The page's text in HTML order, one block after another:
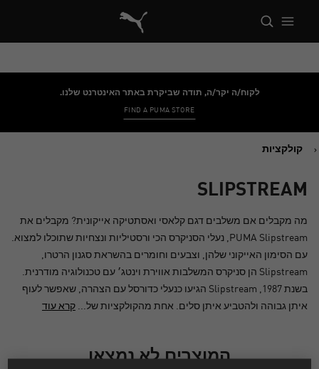
פומה בית
לקוח/ה יקר/ה, תודה שביקרת באתר האינטרנט שלנו.
FIND A PUMA STORE
קולקציות
SLIPSTREAM
מה מקבלים אם משלבים דגם קלאסי ואסתטיקה אייקונית? מקבלים את
PUMA Slipstream, נעלי הסניקרס הכי ורסטיליות ונצחיות שתוכלו למצוא.
עם הסימון האייקוני שלהן, וצבעים וחומרים בהשראת סגנון הרטרו,
Slipstream הן סניקרס המשלבות אווירת וינטג׳ עם טכנולוגיה מודרנית.
בשנת 1987, Slipstream הגיעו כנעלי כדורסל עם הצהרה, שאפשר לעוף
איתן גבוהה ולהטביע איתן סלים. אחת מהקולקציות של... קרא עוד
המוצרים לא נמצאו